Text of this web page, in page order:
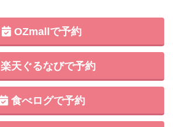
OZmallで予約
天ぐるなびで予約
食べログで予約